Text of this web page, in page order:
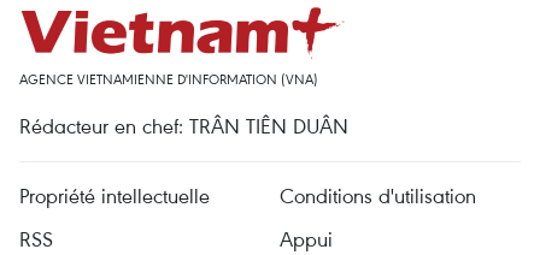
AGENCE VIETNAMIENNE D'INFORMATION (VNA)
Rédacteur en chef: TRÂN TIÊN DUÂN
Propriété intellectuelle
Conditions d'utilisation
RSS
Appui